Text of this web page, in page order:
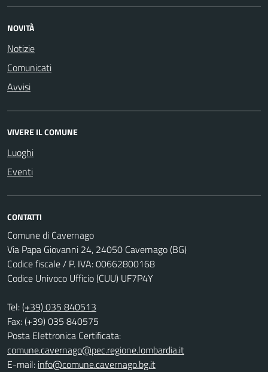
NOVITÀ
Notizie
Comunicati
Avvisi
VIVERE IL COMUNE
Luoghi
Eventi
CONTATTI
Comune di Cavernago
Via Papa Giovanni 24, 24050 Cavernago (BG)
Codice fiscale / P. IVA: 00662800168
Codice Univoco Ufficio (CUU) UF7P4Y
Tel:(+39) 035 840513
Fax: (+39) 035 840575
Posta Elettronica Certificata:
comune.cavernago@pec.regione.lombardia.it
E-mail: info@comune.cavernago.bg.it